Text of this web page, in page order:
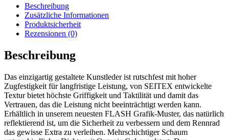
Beschreibung
Zusätzliche Informationen
Produktsicherheit
Rezensionen (0)
Beschreibung
Das einzigartig gestaltete Kunstleder ist rutschfest mit hoher
Zugfestigkeit für langfristige Leistung, von SEITEX entwickelte
Textur bietet höchste Griffigkeit und Taktilität und damit das
Vertrauen, das die Leistung nicht beeinträchtigt werden kann.
Erhältlich in unserem neuesten FLASH Grafik-Muster, das natürlich
reflektierend ist, um die Sicherheit zu verbessern und dem Rennrad
das gewisse Extra zu verleihen. Mehrschichtiger Schaum